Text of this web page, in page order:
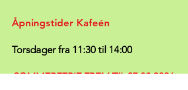
Åpningstider Kafeén
Torsdager fra 11:30 til 14:00
SOMMERFERIE FREM TIL27.08.2026